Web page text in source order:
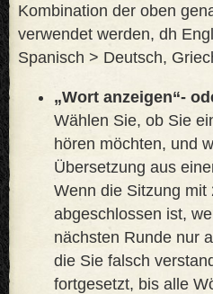
Kombination der oben
verwendet werden, dh
Spanisch > Deutsch,
„Wort anzeigen“-
Wählen Sie, ob Sie
hören möchten, und
Übersetzung aus
Wenn die Sitzung mit
abgeschlossen ist,
nächsten Runde nur
die Sie falsch
fortgesetzt, bis alle